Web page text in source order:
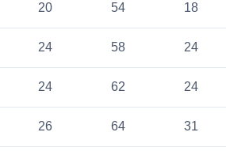
20 54 18
24 58 24
24 62 24
26 64 31